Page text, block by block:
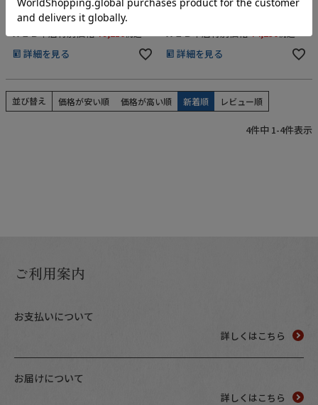
冷蔵便
冷凍商品と同梱不可
冷蔵商品のみ送料無料
詳細を見る
冷蔵便
冷凍商品と同梱不可
詳細を見る
並び替え 価格が安い順 価格が高い順 新着順 レビュー順
4件中 1-4件表示
ご利用案内
お支払いについて
詳しくはこちら
お届けについて
詳しくはこちら